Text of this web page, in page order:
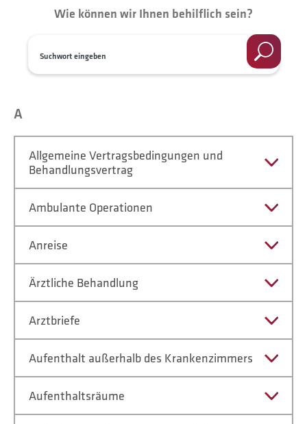
Wie können wir Ihnen behilflich sein?
A
Allgemeine Vertragsbedingungen und
Behandlungsvertrag
Ambulante Operationen
Anreise
Ärztliche Behandlung
Arztbriefe
Aufenthalt außerhalb des Krankenzimmers
Aufenthaltsräume